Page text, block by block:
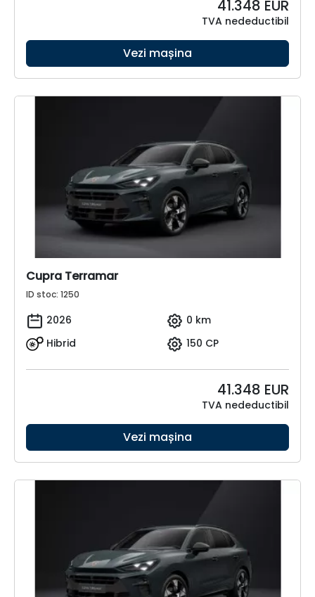
41.348 EUR
TVA nedeductibil
Vezi mașina
Cupra Terramar
ID stoc: 1250
2026
0 km
Hibrid
150 CP
41.348 EUR
TVA nedeductibil
Vezi mașina